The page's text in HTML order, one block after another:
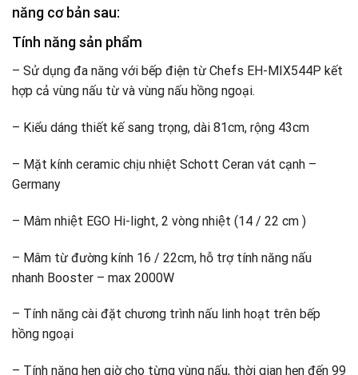
năng cơ bản sau:
Tính năng sản phẩm
– Sử dụng đa năng với bếp điện từ Chefs EH-MIX544P kết
hợp cả vùng nấu từ và vùng nấu hồng ngoại.
– Kiểu dáng thiết kế sang trọng, dài 81cm, rộng 43cm
– Mặt kính ceramic chịu nhiệt Schott Ceran vát cạnh –
Germany
– Mâm nhiệt EGO Hi-light, 2 vòng nhiệt (14 / 22 cm )
– Mâm từ đường kính 16 / 22cm, hỗ trợ tính năng nấu
nhanh Booster – max 2000W
– Tính năng cài đặt chương trình nấu linh hoạt trên bếp
hồng ngoại
– Tính năng hẹn giờ cho từng vùng nấu, thời gian hẹn đến 99